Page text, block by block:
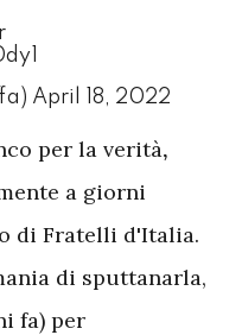
April 18, 2022
per la verità,
a giorni
di Fratelli d'Italia.
di sputtanarla,
fa) per